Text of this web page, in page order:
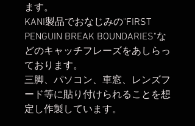
ます。
KANI製品でおなじみの"FIRST
PENGUIN BREAK BOUNDARIES"な
どのキャッチフレーズをあしらっ
ております。
三脚、パソコン、車窓、レンズフ
ード等に貼り付けられることを想
定し作製しています。